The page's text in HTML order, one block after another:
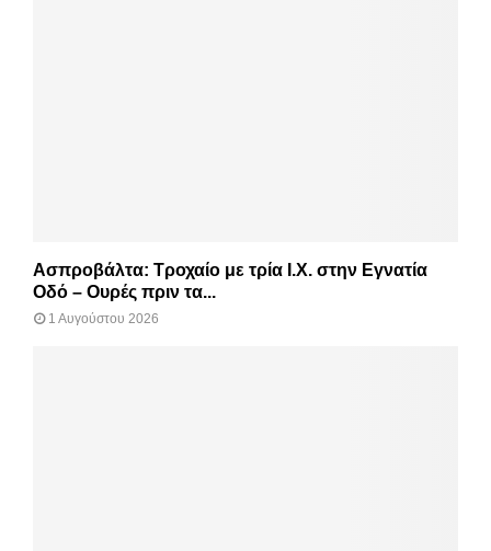
Ασπροβάλτα: Τροχαίο με τρία Ι.Χ. στην Εγνατία
Οδό – Ουρές πριν τα...
1 Αυγούστου 2026